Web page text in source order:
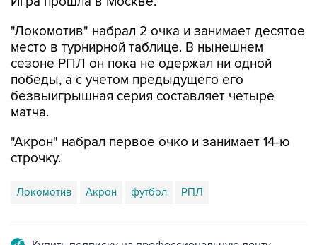
"Локомотив" набрал 2 очка и занимает десятое
место в турнирной таблице. В нынешнем
сезоне РПЛ он пока не одержал ни одной
победы, а с учетом предыдущего его
безвыигрышная серия составляет четыре
матча.
"Акрон" набрал первое очко и занимает 14-ю
строчку.
Локомотив Акрон футбол РПЛ